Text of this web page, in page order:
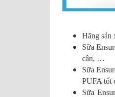
Hãng sản
Sữa
cân, …
Sữa
PUFA tốt
Sữa